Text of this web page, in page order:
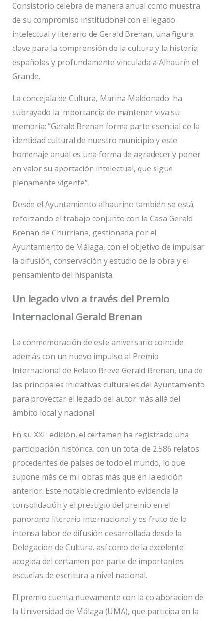
Consistorio celebra de manera anual como muestra
de su compromiso institucional con el legado
intelectual y literario de Gerald Brenan, una figura
clave para la comprensión de la cultura y la historia
españolas y profundamente vinculada a Alhaurín el
Grande.
La concejala de Cultura, Marina Maldonado, ha
subrayado la importancia de mantener viva su
memoria: “Gerald Brenan forma parte esencial de la
identidad cultural de nuestro municipio y este
homenaje anual es una forma de agradecer y poner
en valor su aportación intelectual, que sigue
plenamente vigente”.
Desde el Ayuntamiento alhaurino también se está
reforzando el trabajo conjunto con la Casa Gerald
Brenan de Churriana, gestionada por el
Ayuntamiento de Málaga, con el objetivo de impulsar
la difusión, conservación y estudio de la obra y el
pensamiento del hispanista.
Un legado vivo a través del Premio
Internacional Gerald Brenan
La conmemoración de este aniversario coincide
además con un nuevo impulso al Premio
Internacional de Relato Breve Gerald Brenan, una de
las principales iniciativas culturales del Ayuntamiento
para proyectar el legado del autor más allá del
ámbito local y nacional.
En su XXII edición, el certamen ha registrado una
participación histórica, con un total de 2.586 relatos
procedentes de países de todo el mundo, lo que
supone más de mil obras más que en la edición
anterior. Este notable crecimiento evidencia la
consolidación y el prestigio del premio en el
panorama literario internacional y es fruto de la
intensa labor de difusión desarrollada desde la
Delegación de Cultura, así como de la excelente
acogida del certamen por parte de importantes
escuelas de escritura a nivel nacional.
El premio cuenta nuevamente con la colaboración de
la Universidad de Málaga (UMA), que participa en la